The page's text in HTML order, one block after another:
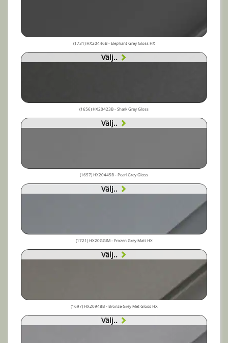
(1731) HX20446B - Elephant Grey Gloss HX
Välj..
(1656) HX20423B - Shark Grey Gloss
Välj..
(1657) HX20445B - Pearl Grey Gloss
Välj..
(1721) HX20GGIM - Frozen Grey Matt HX
Välj..
(1697) HX20948B - Bronze Grey Met Gloss HX
Välj..